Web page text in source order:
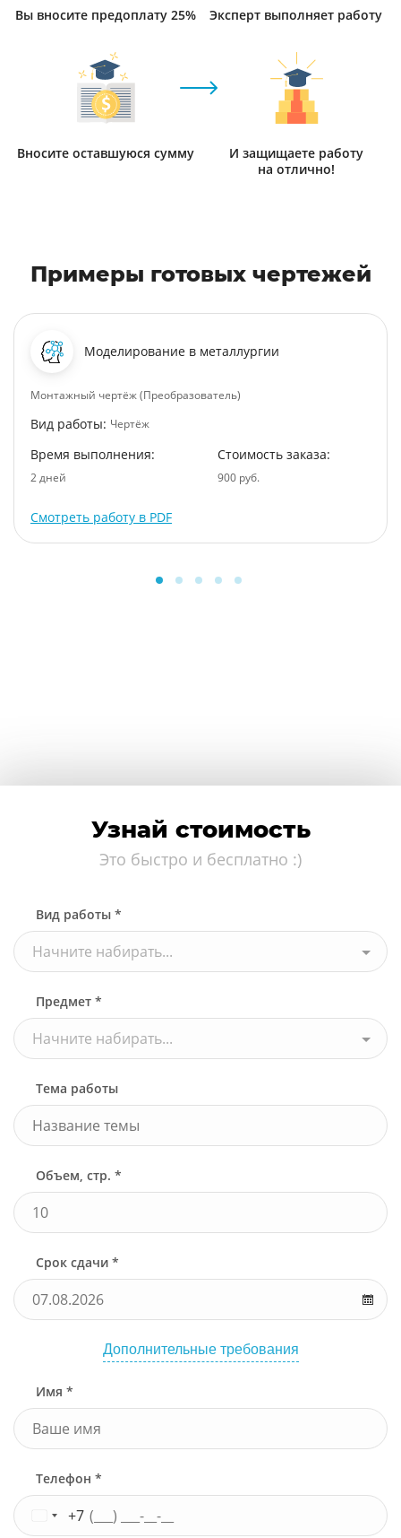
Вы вносите предоплату 25% Эксперт выполняет работу
Вносите оставшуюся сумму
И защищаете работу
на отлично!
Примеры готовых чертежей
Моделирование в металлургии
Монтажный чертёж (Преобразователь)
Вид работы: Чертёж
Время выполнения:
2 дней
Стоимость заказа:
900 руб.
Смотреть работу в PDF
Узнай стоимость
Это быстро и бесплатно :)
Вид работы *
Начните набирать...
Предмет *
Начните набирать...
Тема работы
Объем, стр. *
Срок сдачи *
Дополнительные требования
Имя *
Телефон *
+7